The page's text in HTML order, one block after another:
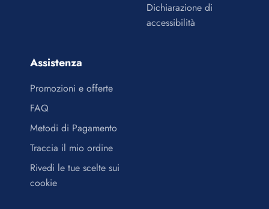
Dichiarazione di
accessibilità
Assistenza
Promozioni e offerte
FAQ
Metodi di Pagamento
Traccia il mio ordine
Rivedi le tue scelte sui
cookie